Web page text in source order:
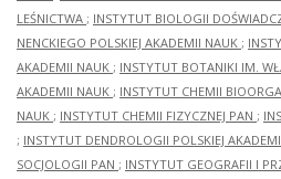
LEŚNICTWA ; INSTYTUT BIOLOGII
NENCKIEGO POLSKIEJ AKADEMII NAUK ;
AKADEMII NAUK ; INSTYTUT BOTANIKI IM.
AKADEMII NAUK ; INSTYTUT CHEMII
NAUK ; INSTYTUT CHEMII FIZYCZNEJ PAN ;
; INSTYTUT DENDROLOGII POLSKIEJ
SOCJOLOGII PAN ; INSTYTUT GEOGRAFII I